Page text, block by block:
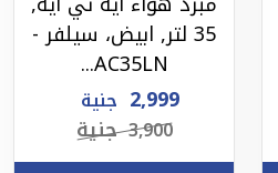
35 لتر, ابيض، سيلفر -
AC35LN...
2,999 جنية
3,900 جنية